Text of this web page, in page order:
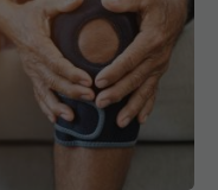
Legătura
durerea de